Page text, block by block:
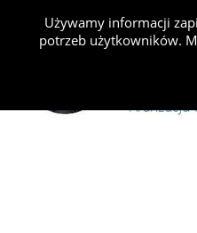
Używamy informacji
potrzeb użytkowników.